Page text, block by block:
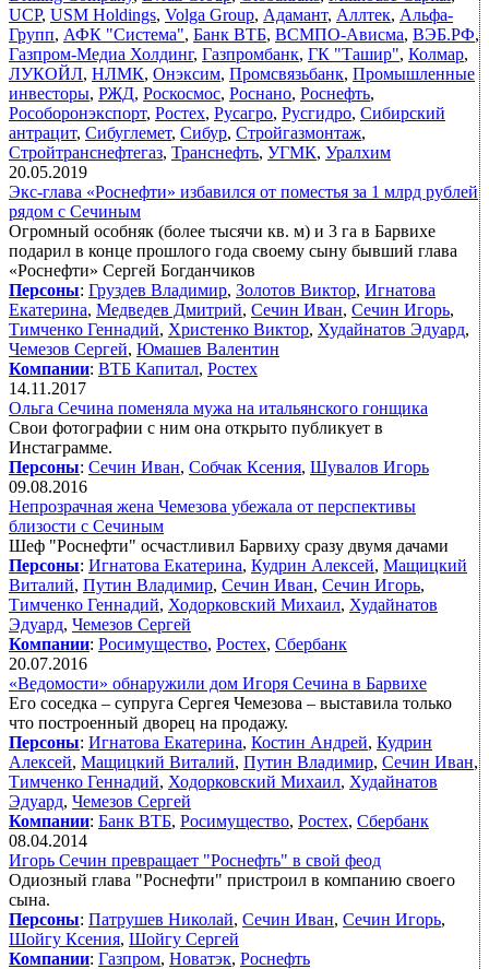
UCP, USM Holdings, Volga Group, Адамант, Аллтек, Альфа-
Групп, АФК "Система", Банк ВТБ, ВСМПО-Ависма, ВЭБ.РФ,
Газпром-Медиа Холдинг, Газпромбанк, ГК "Ташир", Колмар,
ЛУКОЙЛ, НЛМК, Онэксим, Промсвязьбанк, Промышленные
инвесторы, РЖД, Роскосмос, Роснано, Роснефть,
Рособоронэкспорт, Ростех, Русагро, Русгидро, Сибирский
антрацит, Сибуглемет, Сибур, Стройгазмонтаж,
Стройтранснефтегаз, Транснефть, УГМК, Уралхим
20.05.2019
Экс-глава «Роснефти» избавился от поместья за 1 млрд рублей
рядом с Сечиным
Огромный особняк (более тысячи кв. м) и 3 га в Барвихе
подарил в конце прошлого года своему сыну бывший глава
«Роснефти» Сергей Богданчиков
Персоны: Груздев Владимир, Золотов Виктор, Игнатова
Екатерина, Медведев Дмитрий, Сечин Иван, Сечин Игорь,
Тимченко Геннадий, Христенко Виктор, Худайнатов Эдуард,
Чемезов Сергей, Юмашев Валентин
Компании: ВТБ Капитал, Ростех
14.11.2017
Ольга Сечина поменяла мужа на итальянского гонщика
Свои фотографии с ним она открыто публикует в
Инстаграмме.
Персоны: Сечин Иван, Собчак Ксения, Шувалов Игорь
09.08.2016
Непрозрачная жена Чемезова убежала от перспективы
близости с Сечиным
Шеф "Роснефти" осчастливил Барвиху сразу двумя дачами
Персоны: Игнатова Екатерина, Кудрин Алексей, Мащицкий
Виталий, Путин Владимир, Сечин Иван, Сечин Игорь,
Тимченко Геннадий, Ходорковский Михаил, Худайнатов
Эдуард, Чемезов Сергей
Компании: Росимущество, Ростех, Сбербанк
20.07.2016
«Ведомости» обнаружили дом Игоря Сечина в Барвихе
Его соседка – супруга Сергея Чемезова – выставила только
что построенный дворец на продажу.
Персоны: Игнатова Екатерина, Костин Андрей, Кудрин
Алексей, Мащицкий Виталий, Путин Владимир, Сечин Иван,
Тимченко Геннадий, Ходорковский Михаил, Худайнатов
Эдуард, Чемезов Сергей
Компании: Банк ВТБ, Росимущество, Ростех, Сбербанк
08.04.2014
Игорь Сечин превращает "Роснефть" в свой феод
Одиозный глава "Роснефти" пристроил в компанию своего
сына.
Персоны: Патрушев Николай, Сечин Иван, Сечин Игорь,
Шойгу Ксения, Шойгу Сергей
Компании: Газпром, Новатэк, Роснефть